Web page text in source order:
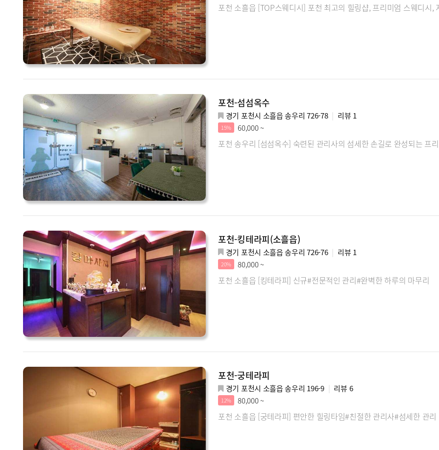
포천 소흘읍 [TOP스웨디시] 포천 최고의 힐링샵, 프리미엄 스웨디시,
포천-섬섬옥수
경기 포천시 소흘읍 송우리 726-78 리뷰 1
15% 60,000 ~
포천 송우리 [섬섬옥수] 숙련된 관리사의 섬세한 손길로 완성되는 프
포천-킹테라피(소흘읍)
경기 포천시 소흘읍 송우리 726-76 리뷰 1
20% 80,000 ~
포천 소흘읍 [킹테라피] 신규#전문적인 관리#완벽한 하루의 마무리
포천-궁테라피
경기 포천시 소흘읍 송우리 196-9 리뷰 6
12% 80,000 ~
포천 소흘읍 [궁테라피] 편안한 힐링타임#친절한 관리사#섬세한 관리